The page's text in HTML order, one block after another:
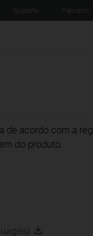
de acordo com a
do produto.